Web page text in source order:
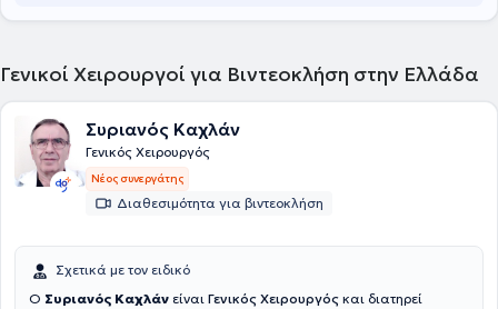
Γενικοί Χειρουργοί για Βιντεοκλήση στην Ελλάδα
Συριανός Καχλάν
Γενικός Χειρουργός
Νέος συνεργάτης
Διαθεσιμότητα για βιντεοκλήση
Σχετικά με τον ειδικό
Ο Συριανός Καχλάν είναι Γενικός Χειρουργός και διατηρεί